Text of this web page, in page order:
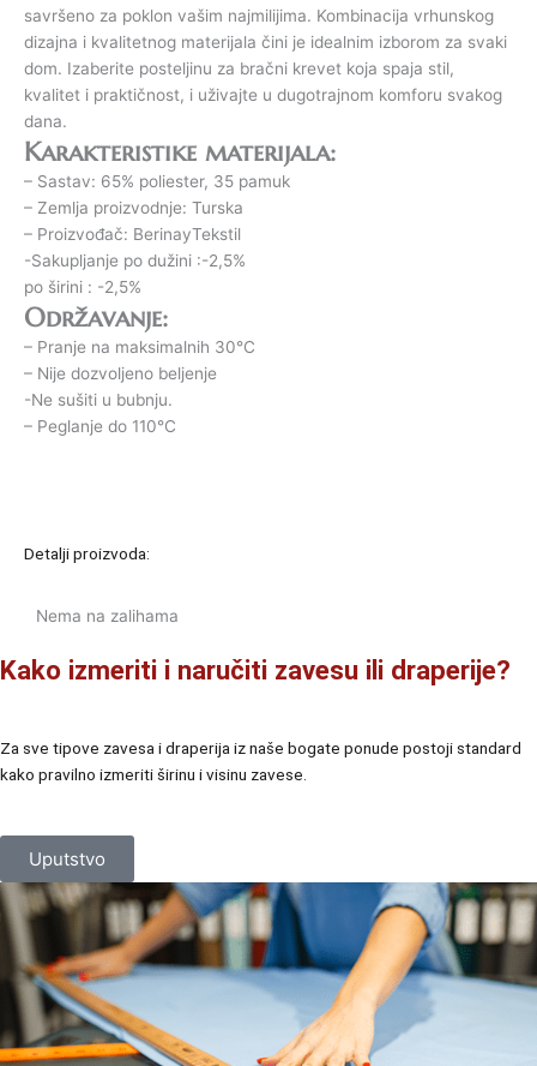
savršeno za poklon vašim najmilijima. Kombinacija vrhunskog
dizajna i kvalitetnog materijala čini je idealnim izborom za svaki
dom. Izaberite posteljinu za bračni krevet koja spaja stil,
kvalitet i praktičnost, i uživajte u dugotrajnom komforu svakog
dana.
Karakteristike materijala:
– Sastav: 65% poliester, 35 pamuk
– Zemlja proizvodnje: Turska
– Proizvođač: BerinayTekstil
-Sakupljanje po dužini :-2,5%
po širini : -2,5%
Održavanje:
– Pranje na maksimalnih 30°C
– Nije dozvoljeno beljenje
-Ne sušiti u bubnju.
– Peglanje do 110°C
Detalji proizvoda:
Nema na zalihama
Kako izmeriti i naručiti zavesu ili draperije?
Za sve tipove zavesa i draperija iz naše bogate ponude postoji standard
kako pravilno izmeriti širinu i visinu zavese.
Uputstvo